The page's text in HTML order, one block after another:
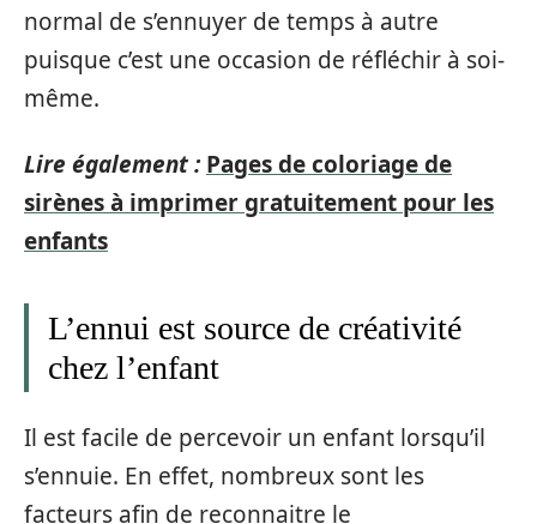
normal de s’ennuyer de temps à autre
puisque c’est une occasion de réfléchir à soi-
même.
Lire également : Pages de coloriage de
sirènes à imprimer gratuitement pour les
enfants
L’ennui est source de créativité
chez l’enfant
Il est facile de percevoir un enfant lorsqu’il
s’ennuie. En effet, nombreux sont les
facteurs afin de reconnaitre le